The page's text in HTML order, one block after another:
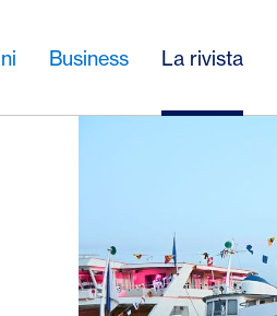
Business La rivista